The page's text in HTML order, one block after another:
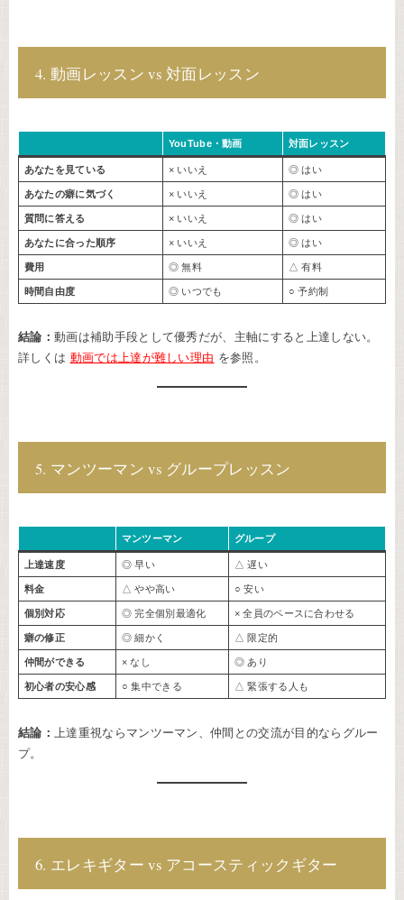
4. 動画レッスン vs 対面レッスン
YouTube・動画 対面レッスン
あなたを見ている × いいえ ◎ はい
あなたの癖に気づく × いいえ ◎ はい
質問に答える × いいえ ◎ はい
あなたに合った順序 × いいえ ◎ はい
費用 ◎ 無料 △ 有料
時間自由度 ◎ いつでも ○ 予約制
結論： 動画は補助手段として優秀だが、主軸にすると上達しない。
詳しくは 動画では上達が難しい理由 を参照。
5. マンツーマン vs グループレッスン
マンツーマン グループ
上達速度 ◎ 早い △ 遅い
料金 △ やや高い ○ 安い
個別対応 ◎ 完全個別最適化 × 全員のペースに合わせる
癖の修正 ◎ 細かく △ 限定的
仲間ができる × なし ◎ あり
初心者の安心感 ○ 集中できる △ 緊張する人も
結論：
上達重視ならマンツーマン、仲間との交流が目的ならグルー
プ。
6. エレキギター vs アコースティックギター